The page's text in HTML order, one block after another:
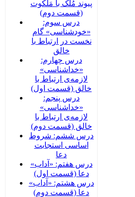
پیوند مُلک با مَلَکوت
(قسمت دوم)
درس سوم:
«خودشناسی» گام
نخست در ارتباط با
خالق
درس چهارم:
«خداشناسی»
لازمه‌ی ارتباط با
خالق (قسمت اول)
درس پنجم:
«خداشناسی»
لازمه‌ی ارتباط با
خالق (قسمت دوم)
درس ششم: شروط
اساسی استجابت
دعا
درس هفتم: «آداب»
دعا (قسمت اول)
درس هشتم: «آداب»
دعا (قسمت دوم)